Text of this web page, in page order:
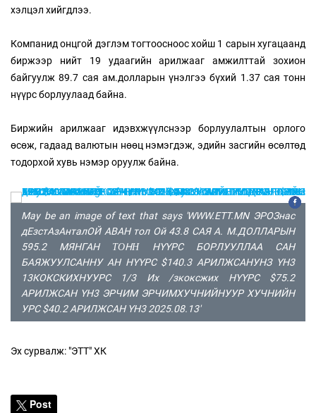
хэлцэл хийгдлээ.
Компанид онцгой дэглэм тогтоосноос хойш 1 сарын хугацаанд
биржээр нийт 19 удаагийн арилжааг амжилттай зохион
байгуулж 89.7 сая ам.долларын үнэлгээ бүхий 1.37 сая тонн
нүүрс борлуулаад байна.
Биржийн арилжааг идэвхжүүлснээр борлуулалтын орлого
өсөж, гадаад валютын нөөц нэмэгдэж, эдийн засгийн өсөлтөд
тодорхой хувь нэмэр оруулж байна.
May be an image of text that says 'WWW.ETT.MN ЭРОЗнас
дЕзстАзАнталОЙ ABAH тол Ой 43.8 САЯ А. М.ДОЛЛАРЫН
595.2 МЯНГАН ΤΟНΗ HYYPC БОРЛУУЛЛАА САН
БАЯЖУУЛСАННУ AH HYYPC $140.3 АРИЛЖСАНУНЗ YH3
13КОКСКИХНУУРС 1/3 Их /зкоксжих HYYPC $75.2
АРИЛЖСАН YH3 ЭРЧИМ ЭРЧИМХУЧНИЙНУУР ХУЧНИЙН
УРС $40.2 АРИЛЖСАН YH3 2025.08.13'
Эх сурвалж: "ЭТТ" ХК
Post